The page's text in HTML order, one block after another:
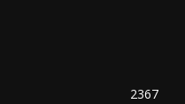
2367